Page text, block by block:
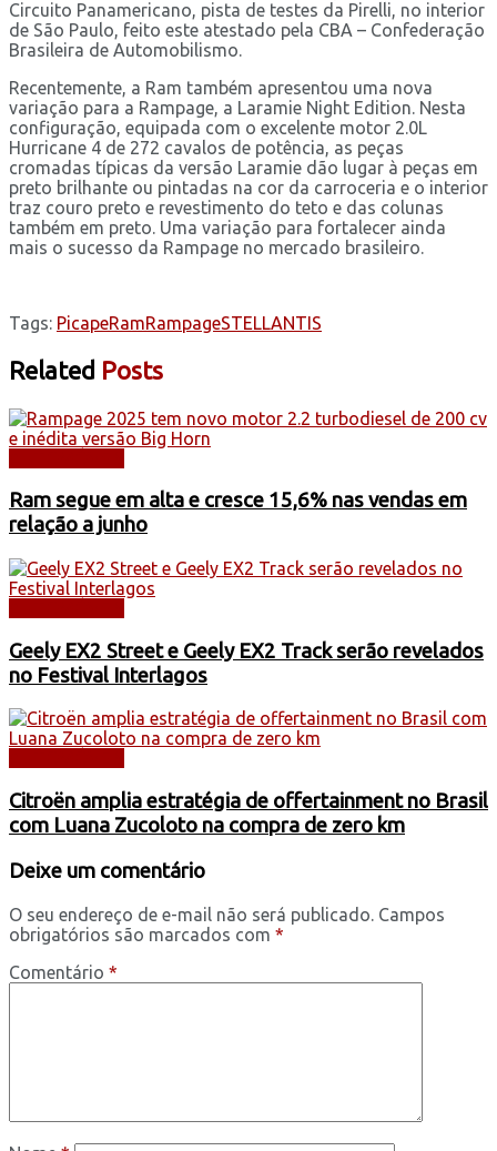
Circuito Panamericano, pista de testes da Pirelli, no interior
de São Paulo, feito este atestado pela CBA – Confederação
Brasileira de Automobilismo.
Recentemente, a Ram também apresentou uma nova
variação para a Rampage, a Laramie Night Edition. Nesta
configuração, equipada com o excelente motor 2.0L
Hurricane 4 de 272 cavalos de potência, as peças
cromadas típicas da versão Laramie dão lugar à peças em
preto brilhante ou pintadas na cor da carroceria e o interior
traz couro preto e revestimento do teto e das colunas
também em preto. Uma variação para fortalecer ainda
mais o sucesso da Rampage no mercado brasileiro.
Tags: PicapeRamRampageSTELLANTIS
Related Posts
Ram segue em alta e cresce 15,6% nas vendas em
relação a junho
Geely EX2 Street e Geely EX2 Track serão revelados
no Festival Interlagos
Citroën amplia estratégia de offertainment no Brasil
com Luana Zucoloto na compra de zero km
Deixe um comentário
O seu endereço de e-mail não será publicado. Campos
obrigatórios são marcados com *
Comentário *